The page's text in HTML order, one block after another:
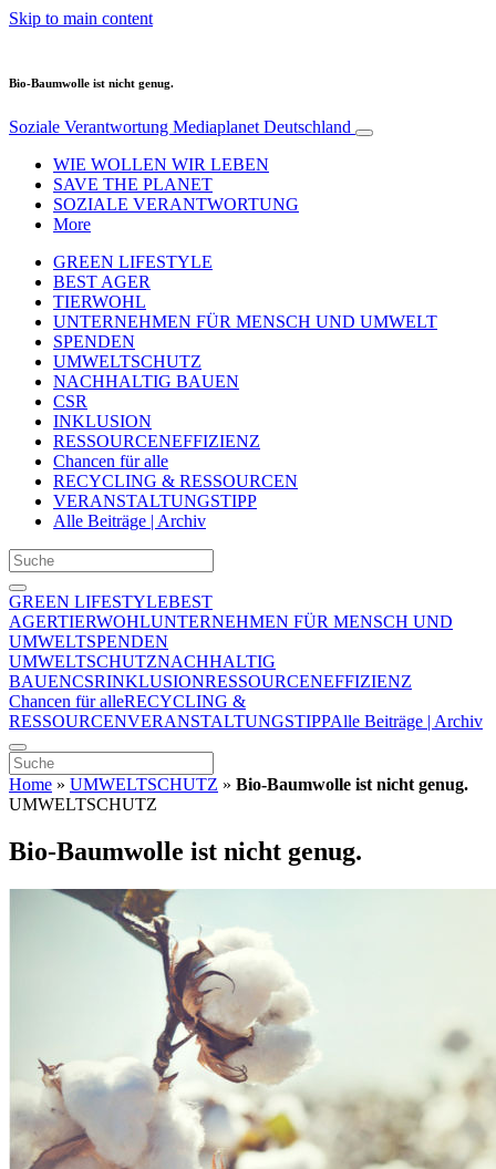
Skip to main content
Bio-Baumwolle ist nicht genug.
Soziale Verantwortung Mediaplanet Deutschland
WIE WOLLEN WIR LEBEN
SAVE THE PLANET
SOZIALE VERANTWORTUNG
More
GREEN LIFESTYLE
BEST AGER
TIERWOHL
UNTERNEHMEN FÜR MENSCH UND UMWELT
SPENDEN
UMWELTSCHUTZ
NACHHALTIG BAUEN
CSR
INKLUSION
RESSOURCENEFFIZIENZ
Chancen für alle
RECYCLING & RESSOURCEN
VERANSTALTUNGSTIPP
Alle Beiträge | Archiv
GREEN LIFESTYLEBEST
AGERTIERWOHLUNTERNEHMEN FÜR MENSCH UND
UMWELTSPENDEN
UMWELTSCHUTZNACHHALTIG
BAUENCSRINKLUSIONRESSOURCENEFFIZIENZ
Chancen für alleRECYCLING &
RESSOURCENVERANSTALTUNGSTIPPAlle Beiträge | Archiv
Home » UMWELTSCHUTZ » Bio-Baumwolle ist nicht genug.
UMWELTSCHUTZ
Bio-Baumwolle ist nicht genug.